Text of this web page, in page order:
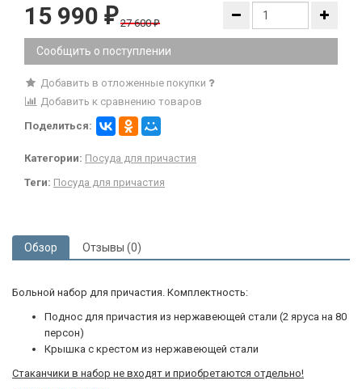
15 990 ₽ 27 600₽
Сообщить о поступлении
Добавить в отложенные покупки
Добавить к сравнению товаров
Поделиться:
Категории: Посуда для причастия
Теги: Посуда для причастия
Обзор Отзывы (0)
Больной набор для причастия. Комплектность:
Поднос для причастия из нержавеющей стали (2 яруса на 80
персон)
Крышка с крестом из нержавеющей стали
Стаканчики в набор не входят и приобретаются отдельно!